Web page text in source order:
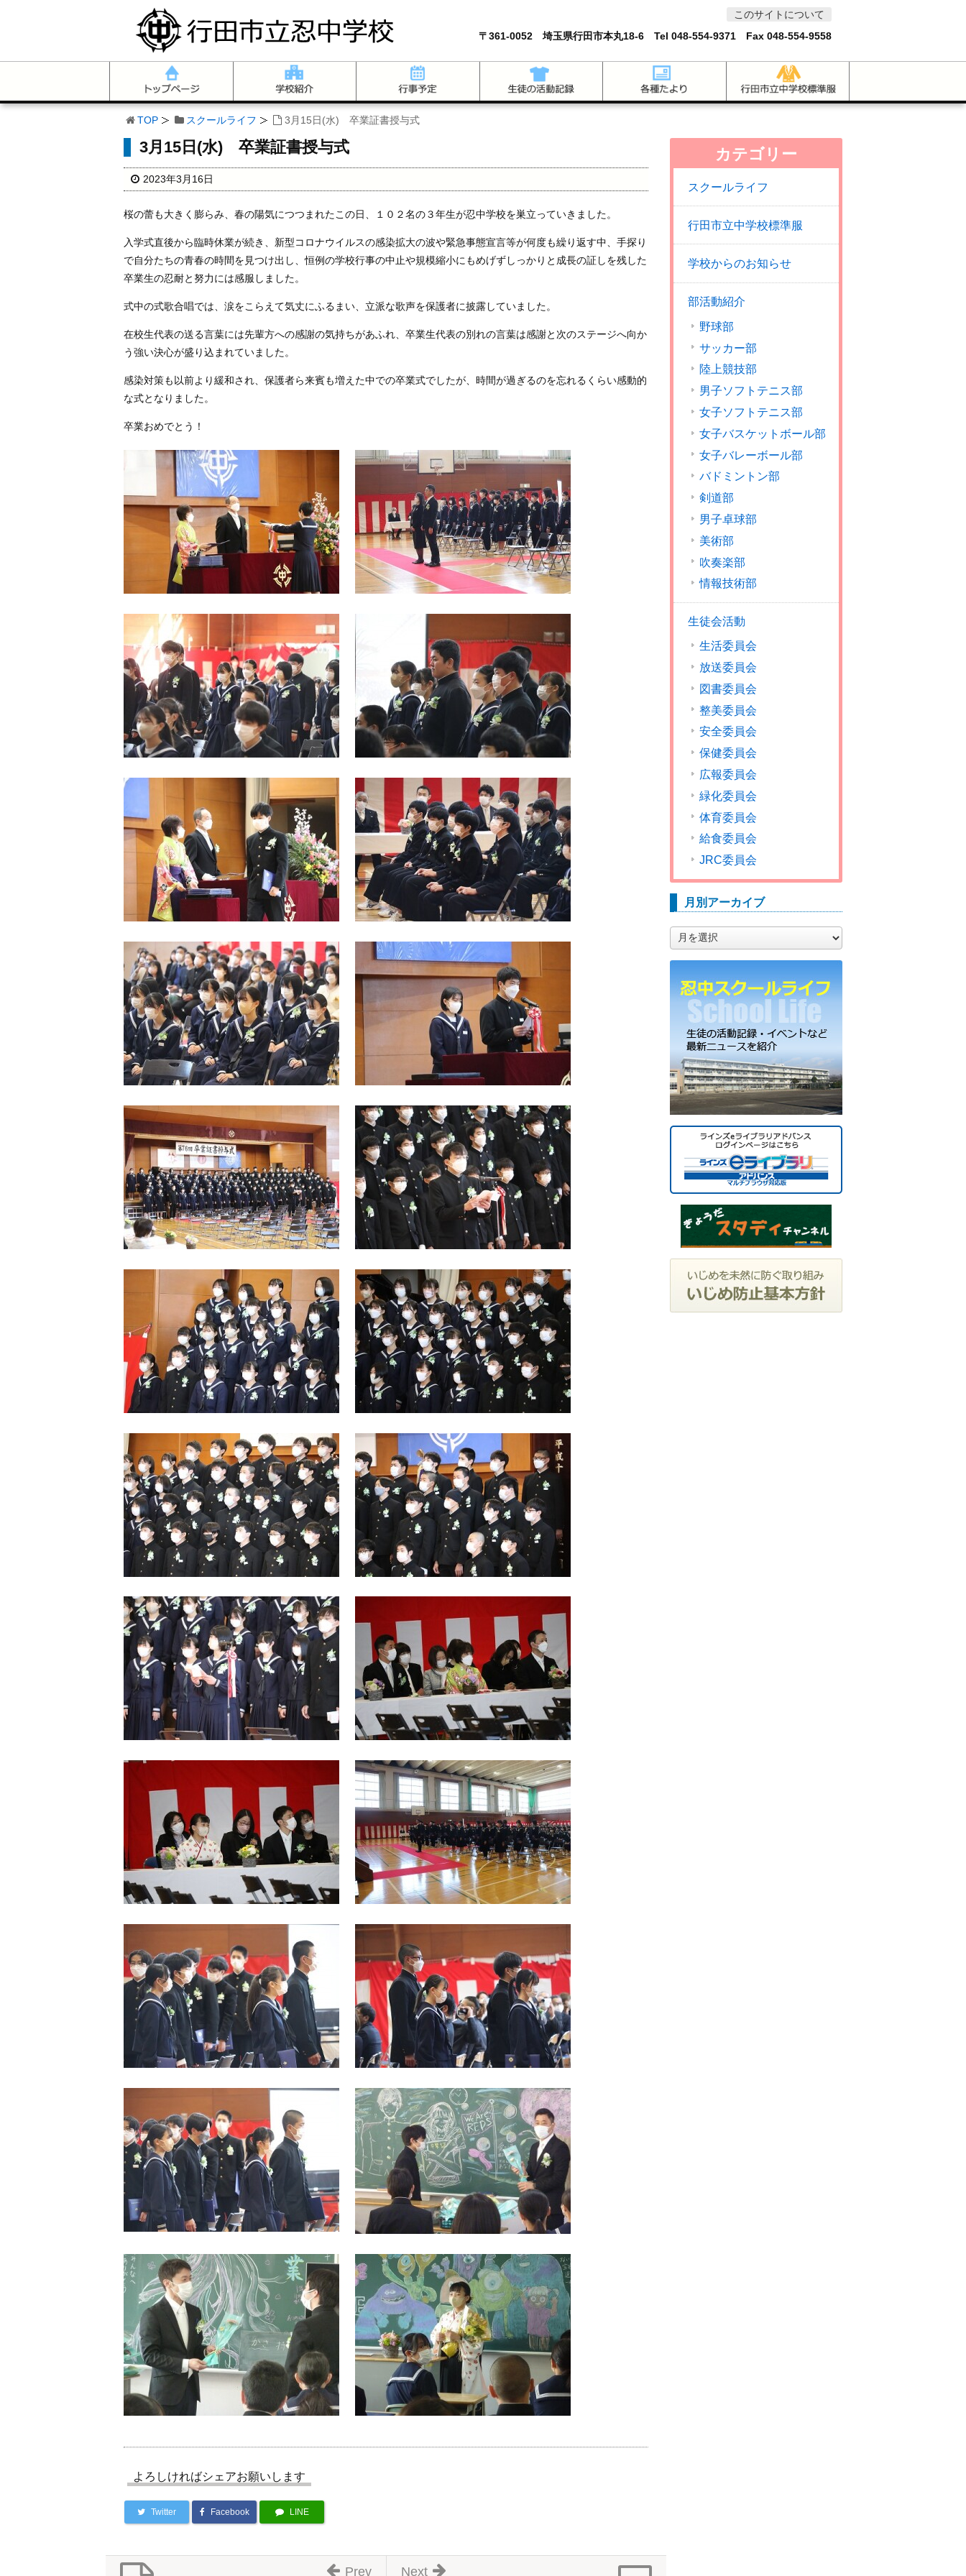
このサイトについて
〒361-0052 埼玉県行田市本丸18-6 Tel 048-554-9371 Fax 048-554-9558
TOP スクールライフ 3月15日(水) 卒業証書授与式
3月15日(水) 卒業証書授与式
2023年3月16日
桜の蕾も大きく膨らみ、春の陽気につつまれたこの日、１０２名の３年生が忍中学校を巣立っていきました。
入学式直後から臨時休業が続き、新型コロナウイルスの感染拡大の波や緊急事態宣言等が何度も繰り返す中、手探り
で自分たちの青春の時間を見つけ出し、恒例の学校行事の中止や規模縮小にもめげずしっかりと成長の証しを残した
卒業生の忍耐と努力には感服しました。
式中の式歌合唱では、涙をこらえて気丈にふるまい、立派な歌声を保護者に披露していました。
在校生代表の送る言葉には先輩方への感謝の気持ちがあふれ、卒業生代表の別れの言葉は感謝と次のステージへ向か
う強い決心が盛り込まれていました。
感染対策も以前より緩和され、保護者ら来賓も増えた中での卒業式でしたが、時間が過ぎるのを忘れるくらい感動的
な式となりました。
卒業おめでとう！
よろしければシェアお願いします
Twitter Facebook LINE
Next
Prev
カテゴリー
スクールライフ
行田市立中学校標準服
学校からのお知らせ
部活動紹介
野球部
サッカー部
陸上競技部
男子ソフトテニス部
女子ソフトテニス部
女子バスケットボール部
女子バレーボール部
バドミントン部
剣道部
男子卓球部
美術部
吹奏楽部
情報技術部
生徒会活動
生活委員会
放送委員会
図書委員会
整美委員会
安全委員会
保健委員会
広報委員会
緑化委員会
体育委員会
給食委員会
JRC委員会
月別アーカイブ
別
ア
カ